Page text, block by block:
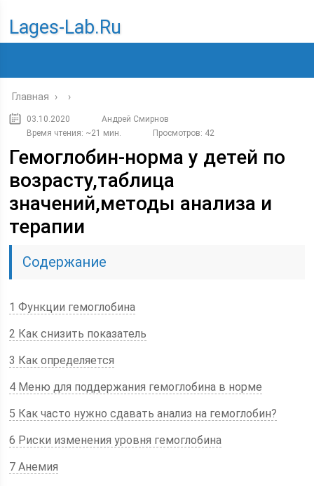
Lages-Lab.ru
Главная › ›
03.10.2020
Андрей Смирнов
Время чтения: ~21 мин.
Просмотров: 42
Гемоглобин-норма у детей по
возрасту,таблица
значений,методы анализа и
терапии
Содержание
1 Функции гемоглобина
2 Как снизить показатель
3 Как определяется
4 Меню для поддержания гемоглобина в норме
5 Как часто нужно сдавать анализ на гемоглобин?
6 Риски изменения уровня гемоглобина
7 Анемия